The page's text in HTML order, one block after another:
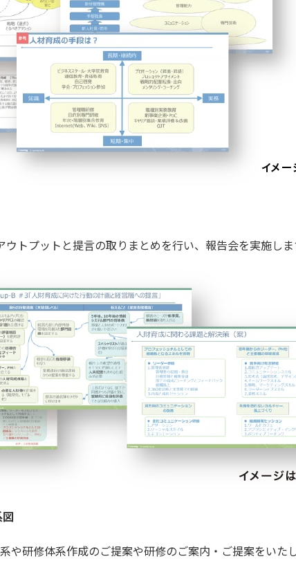
トプットと提言の取りまとめを行い、報告会を実施しま
や研修体系作成のご提案や研修のご案内・ご提案をいたし